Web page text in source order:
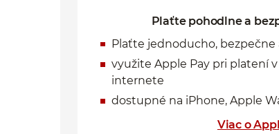
Plaťte pohodlne a
Plaťte jednoducho, bezpečne
využite Apple Pay pri platení
internete
dostupné na iPhone, Apple
Viac o